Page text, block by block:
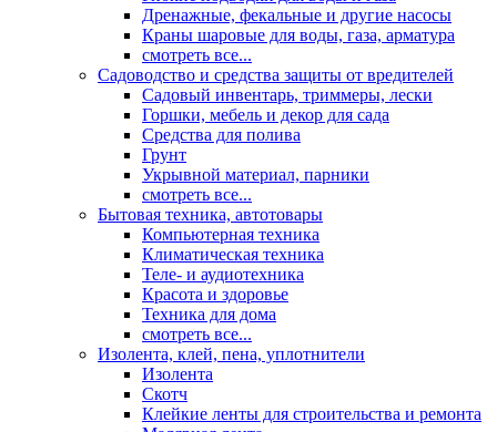
Дренажные, фекальные и другие насосы
Краны шаровые для воды, газа, арматура
смотреть все...
Садоводство и средства защиты от вредителей
Садовый инвентарь, триммеры, лески
Горшки, мебель и декор для сада
Средства для полива
Грунт
Укрывной материал, парники
смотреть все...
Бытовая техника, автотовары
Компьютерная техника
Климатическая техника
Теле- и аудиотехника
Красота и здоровье
Техника для дома
смотреть все...
Изолента, клей, пена, уплотнители
Изолента
Скотч
Клейкие ленты для строительства и ремонта